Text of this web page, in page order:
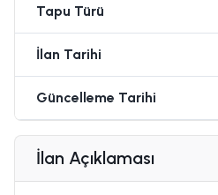
Tapu Türü
İlan Tarihi
Güncelleme Tarihi
İlan Açıklaması